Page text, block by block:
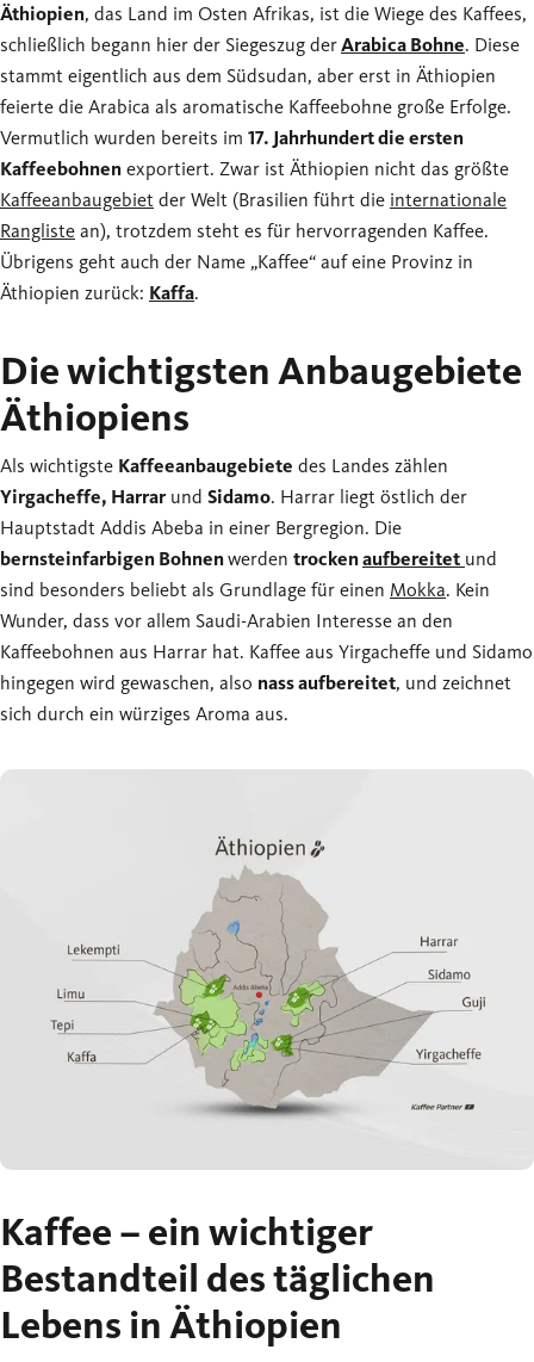
Äthiopien, das Land im Osten Afrikas, ist die Wiege des Kaffees,
schließlich begann hier der Siegeszug derArabica Bohne. Diese
stammt eigentlich aus dem Südsudan, aber erst in Äthiopien
feierte die Arabica als aromatische Kaffeebohne große Erfolge.
Vermutlich wurden bereits im 17. Jahrhundert die ersten
Kaffeebohnen exportiert. Zwar ist Äthiopien nicht das größte
Kaffeeanbaugebiet der Welt (Brasilien führt die internationale
Rangliste an), trotzdem steht es für hervorragenden Kaffee.
Übrigens geht auch der Name „Kaffee“ auf eine Provinz in
Äthiopien zurück: Kaffa.
Die wichtigsten Anbaugebiete
Äthiopiens
Als wichtigste Kaffeeanbaugebiete des Landes zählen
Yirgacheffe, Harrarund Sidamo. Harrar liegt östlich der
Hauptstadt Addis Abeba in einer Bergregion. Die
bernsteinfarbigen Bohnenwerden trockenaufbereitet und
sind besonders beliebt als Grundlage für einen Mokka. Kein
Wunder, dass vor allem Saudi-Arabien Interesse an den
Kaffeebohnen aus Harrar hat. Kaffee aus Yirgacheffe und Sidamo
hingegen wird gewaschen, also nass aufbereitet, und zeichnet
sich durch ein würziges Aroma aus.
Kaffee – ein wichtiger
Bestandteil des täglichen
Lebens in Äthiopien